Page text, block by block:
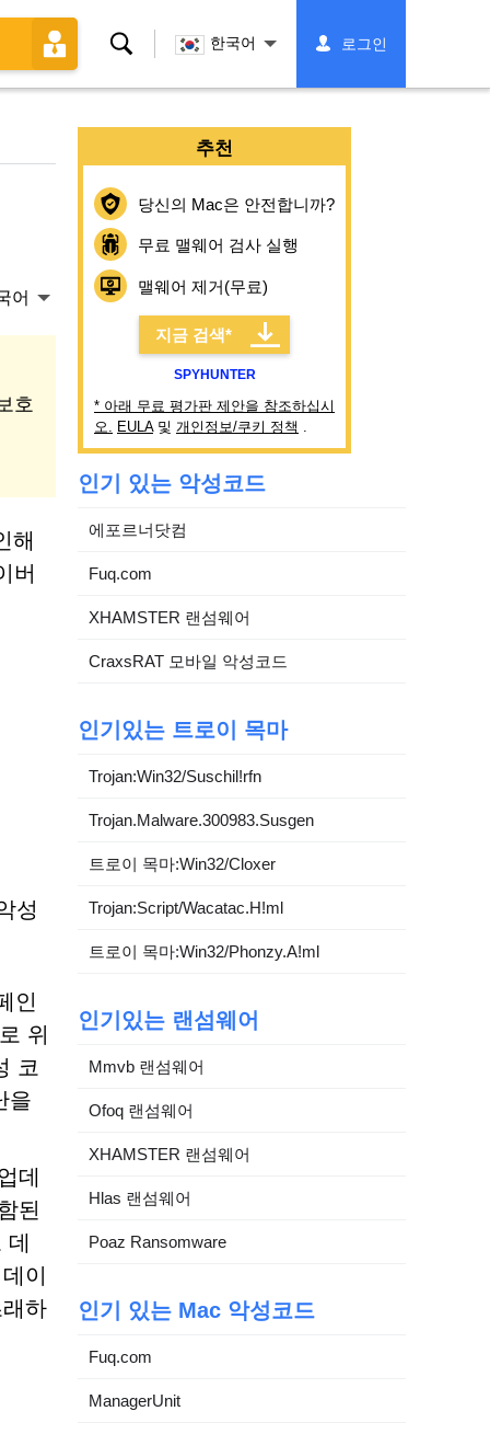
찾
한국어 로그인
어
호
해
버
성
인
위
코
을
데
된
이
하
추천
당신의 Mac은 안전합니까?
무료 맬웨어 검사 실행
맬웨어 제거(무료)
지금 검색*
SPYHUNTER
* 아래 무료 평가판 제안을 참조하십시
오. EULA및 개인정보/쿠키 정책 .
인기 있는 악성코드
에포르너닷컴
Fuq.com
XHAMSTER 랜섬웨어
CraxsRAT 모바일 악성코드
인기있는 트로이 목마
Trojan:Win32/Suschil!rfn
Trojan.Malware.300983.Susgen
트로이 목마:Win32/Cloxer
Trojan:Script/Wacatac.H!ml
트로이 목마:Win32/Phonzy.A!ml
인기있는 랜섬웨어
Mmvb 랜섬웨어
Ofoq 랜섬웨어
XHAMSTER 랜섬웨어
Hlas 랜섬웨어
Poaz Ransomware
인기 있는 Mac 악성코드
Fuq.com
ManagerUnit